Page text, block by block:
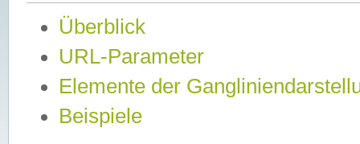
Überblick
URL-Parameter
Elemente der
Beispiele